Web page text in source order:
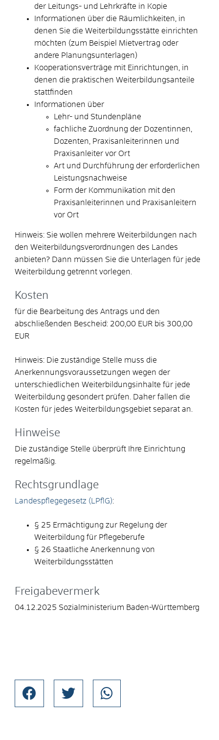
der Leitungs- und Lehrkräfte in Kopie
Informationen über die Räumlichkeiten, in
denen Sie die Weiterbildungsstätte einrichten
möchten (zum Beispiel Mietvertrag oder
andere Planungsunterlagen)
Kooperationsverträge mit Einrichtungen, in
denen die praktischen Weiterbildungsanteile
stattfinden
Informationen über
Lehr- und Stundenpläne
fachliche Zuordnung der Dozentinnen,
Dozenten, Praxisanleiterinnen und
Praxisanleiter vor Ort
Art und Durchführung der erforderlichen
Leistungsnachweise
Form der Kommunikation mit den
Praxisanleiterinnen und Praxisanleitern
vor Ort
Hinweis: Sie wollen mehrere Weiterbildungen nach
den Weiterbildungsverordnungen des Landes
anbieten? Dann müssen Sie die Unterlagen für jede
Weiterbildung getrennt vorlegen.
Kosten
für die Bearbeitung des Antrags und den
abschließenden Bescheid: 200,00 EUR bis 300,00
EUR
Hinweis: Die zuständige Stelle muss die
Anerkennungsvoraussetzungen wegen der
unterschiedlichen Weiterbildungsinhalte für jede
Weiterbildung gesondert prüfen. Daher fallen die
Kosten für jedes Weiterbildungsgebiet separat an.
Hinweise
Die zuständige Stelle überprüft Ihre Einrichtung
regelmäßig.
Rechtsgrundlage
Landespflegegesetz (LPflG):
§ 25 Ermächtigung zur Regelung der
Weiterbildung für Pflegeberufe
§ 26 Staatliche Anerkennung von
Weiterbildungsstätten
Freigabevermerk
04.12.2025 Sozialministerium Baden-Württemberg